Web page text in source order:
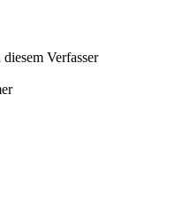
diesem Verfasser